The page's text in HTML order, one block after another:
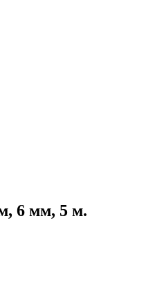
6 мм, 5 м.